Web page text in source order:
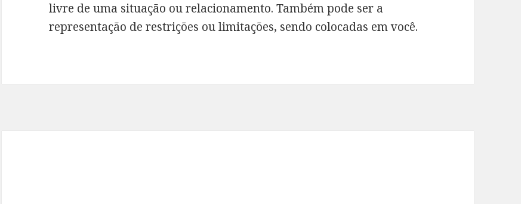
livre de uma situação ou relacionamento. Também pode ser a
representação de restrições ou limitações, sendo colocadas em você.